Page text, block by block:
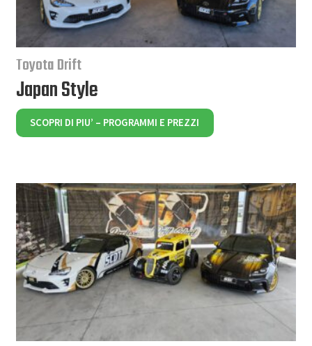
Toyota Drift
Japan Style
SCOPRI DI PIU’ – PROGRAMMI E PREZZI